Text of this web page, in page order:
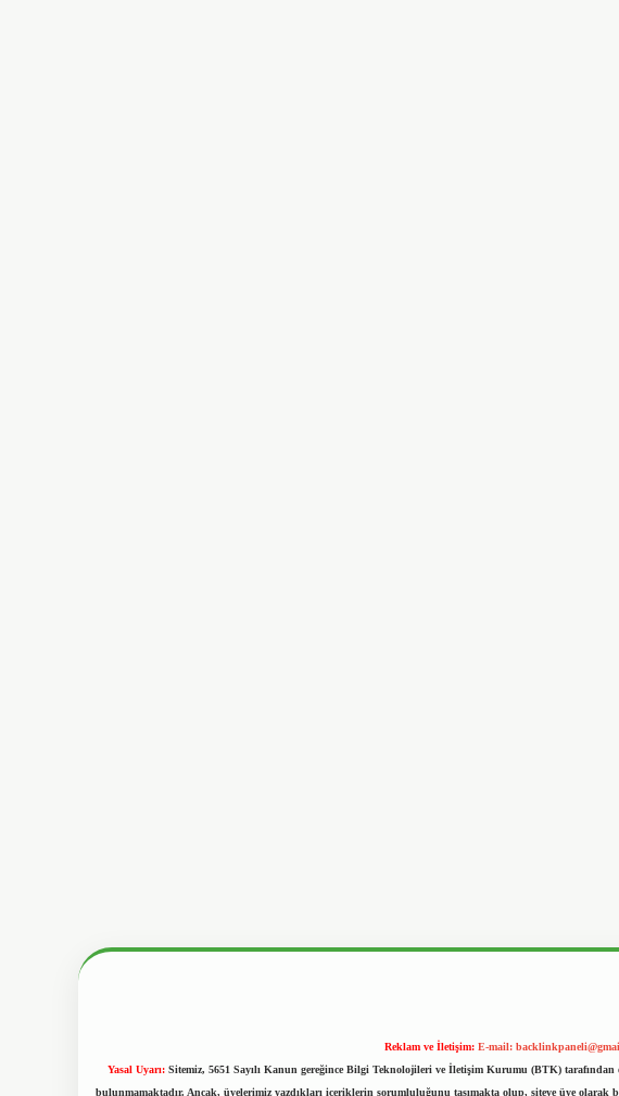
Reklam ve İletişim: E-mail:
Yasal Uyarı: Sitemiz, 5651 Sayılı Kanun gereğince Bilgi Teknolojileri ve İletişim Kurumu (BTK)
bulunmamaktadır. Ancak, üyelerimiz yazdıkları içeriklerin sorumluluğunu taşımakta olup, siteye üye